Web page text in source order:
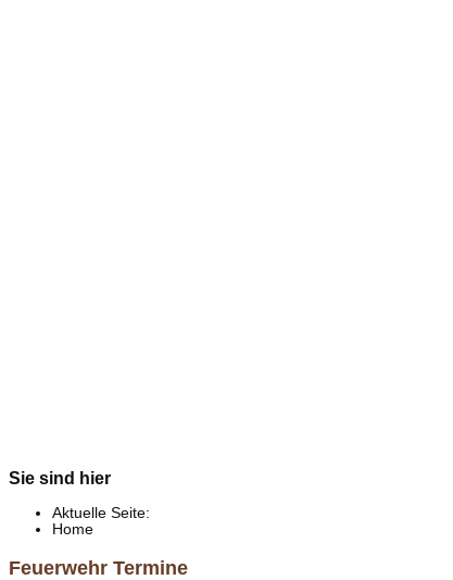
Sie sind hier
Aktuelle Seite:
Home
Feuerwehr Termine